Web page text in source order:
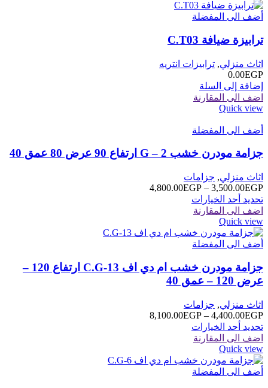
أضف الى المفضلة
ترابيزة ضيافة C.T03
اثاث منزلي, ترابيزات انتريه
0.00EGP
إضافة إلى السلة
اضف الى المقارنة
Quick view
أضف الى المفضلة
جزامة مودرن خشب G – 2 ارتفاع 90 عرض 80 عمق 40
اثاث منزلي, جزامات
3,500.00EGP
–
4,800.00EGP
نطاق
خلال
تحديد أحد الخيارات
الأشكال
المنتج.
يمكن
اختيار
على
اضف الى المقارنة
Quick view
أضف الى المفضلة
جزامة مودرن خشب ام دي اف C.G-13 ارتفاع 120 –
عرض 120 – عمق 40
اثاث منزلي, جزامات
4,400.00EGP
–
8,100.00EGP
نطاق
خلال
تحديد أحد الخيارات
الأشكال
اضف الى المقارنة
Quick view
أضف الى المفضلة